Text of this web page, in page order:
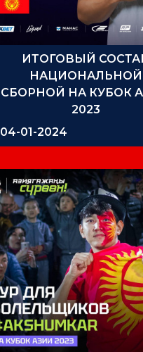
ИТОГОВЫЙ
НАЦИОНАЛЬНОЙ
СБОРНОЙ НА КУБОК
2023
04-01-2024